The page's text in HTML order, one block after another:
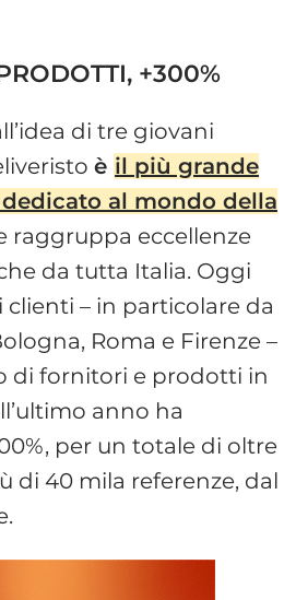
+300%
di tre giovani
è il più grande
al mondo della
raggruppa eccellenze
da tutta Italia. Oggi
– in particolare da
Roma e Firenze –
di fornitori e prodotti in
anno ha
per un totale di oltre
di 40 mila referenze, dal